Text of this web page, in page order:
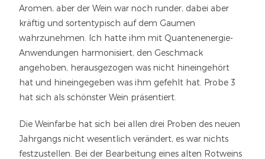
Aromen, aber der Wein war noch runder, dabei aber
kräftig und sortentypisch auf dem Gaumen
wahrzunehmen. Ich hatte ihm mit Quantenenergie-
Anwendungen harmonisiert, den Geschmack
angehoben, herausgezogen was nicht hineingehört
hat und hineingegeben was ihm gefehlt hat. Probe 3
hat sich als schönster Wein präsentiert.
Die Weinfarbe hat sich bei allen drei Proben des neuen
Jahrgangs nicht wesentlich verändert, es war nichts
festzustellen. Bei der Bearbeitung eines alten Rotweins